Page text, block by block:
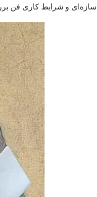
سازه‌ای و شرایط کاری فن